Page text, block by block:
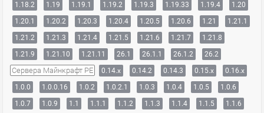
1.18.2
1.19 1.19.1 1.19.2 1.19.3 1.19.33 1.19.4
1.20
1.20.1
1.20.2 1.20.3 1.20.4 1.20.5 1.20.6 1.21
1.21.1
1.21.2
1.21.3 1.21.4 1.21.5 1.21.6 1.21.7
1.21.8
1.21.9
1.21.10 1.21.11 26.1 26.1.1 26.1.2 26.2
Сервера Майнкрафт PE 0.14.x 0.14.2 0.14.3 0.15.x
0.16.x
1.0.0
1.0.0.16 1.0.2 1.0.2.1 1.0.3 1.0.4 1.0.5
1.0.6
1.0.7
1.0.9 1.1 1.1.1 1.1.2 1.1.3 1.1.4 1.1.5
1.1.6